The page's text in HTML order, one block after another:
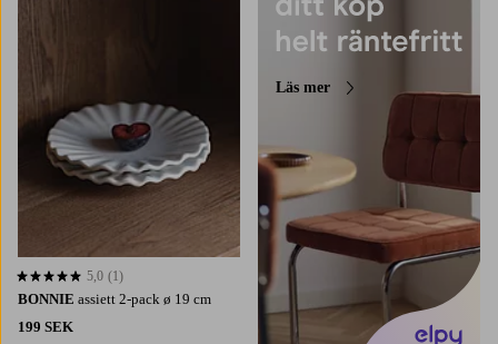
BONNIE assiett 2-pack ø 19 cm
199 SEK
5,0 baserat på 1 st betyg
5,0 (1)
Läs mer